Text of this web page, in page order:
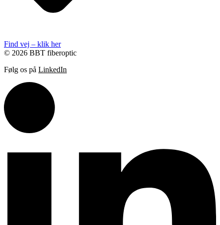
Find vej – klik her
© 2026 BBT fiberoptic
Følg os på LinkedIn